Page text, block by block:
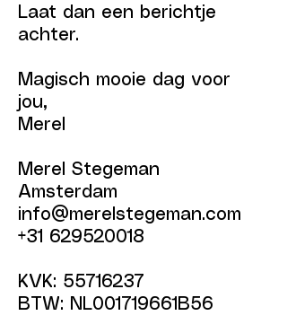
Laat dan een berichtje
achter.
Magisch mooie dag voor
jou,
Merel
Merel Stegeman
Amsterdam
info@merelstegeman.com
+31 629520018
KVK: 55716237
BTW: NL001719661B56